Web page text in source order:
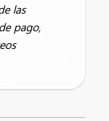
las
pago,